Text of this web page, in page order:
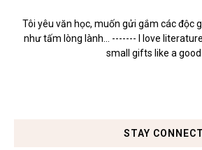
Tôi yêu văn học, muốn gửi gắm các độc
như tấm lòng lành... ------- I love
small gifts like a good
STAY